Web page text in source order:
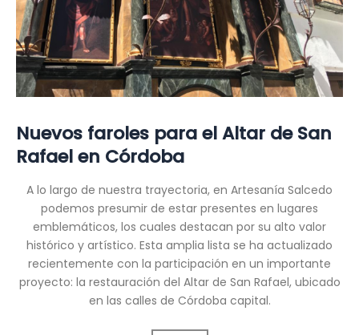
Nuevos faroles para el Altar de San
Rafael en Córdoba
A lo largo de nuestra trayectoria, en Artesanía Salcedo
podemos presumir de estar presentes en lugares
emblemáticos, los cuales destacan por su alto valor
histórico y artístico. Esta amplia lista se ha actualizado
recientemente con la participación en un importante
proyecto: la restauración del Altar de San Rafael, ubicado
en las calles de Córdoba capital.